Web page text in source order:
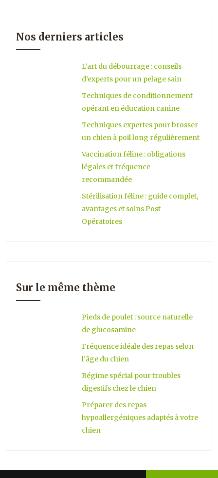
Nos derniers articles
L’art du débourrage : conseils
d’experts pour un pelage sain
Techniques de conditionnement
opérant en éducation canine
Techniques expertes pour brosser
un chien à poil long régulièrement
Vaccination féline : obligations
légales et fréquence
recommandée
Stérilisation féline : guide complet,
avantages et soins Post-
Opératoires
Sur le même thème
Pieds de poulet : source naturelle
de glucosamine
Fréquence idéale des repas selon
l’âge du chien
Régime spécial pour troubles
digestifs chez le chien
Préparer des repas
hypoallergéniques adaptés à votre
chien